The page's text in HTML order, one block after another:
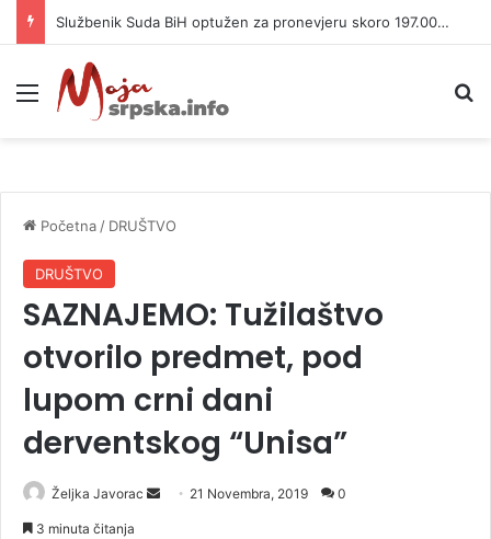
Službenik Suda BiH optužen za pronevjeru skoro 197.000 KM
Meni
Početna / DRUŠTVO
DRUŠTVO
SAZNAJEMO: Tužilaštvo
otvorilo predmet, pod
lupom crni dani
derventskog “Unisa”
Željka Javorac 21 Novembra, 2019 0
3 minuta čitanja